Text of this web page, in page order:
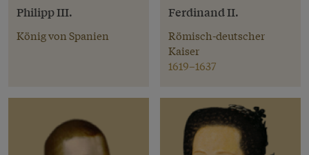
Philipp III.
König von Spanien
Ferdinand II.
Römisch-deutscher
Kaiser
1619–1637